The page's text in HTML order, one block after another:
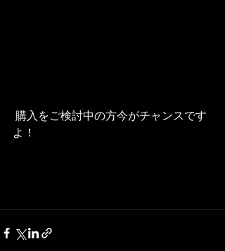
よ！